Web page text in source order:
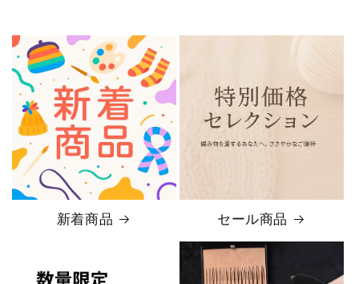
新着商品 セール商品